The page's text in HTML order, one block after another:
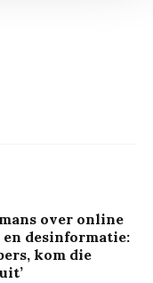
over online
desinformatie:
kom die